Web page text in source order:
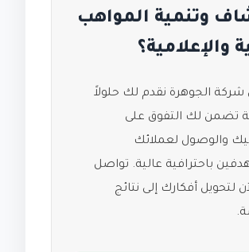
وتنمية المواهب
والإعلامية؟
الجوهرة نقدم لك حلولاً
تضمن لك التفوق على
والوصول لعملائك
باحترافية عالية. تواصل
لتحويل أفكارك إلى نتائج